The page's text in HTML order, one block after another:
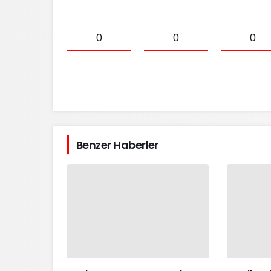
0 0 0
Benzer Haberler